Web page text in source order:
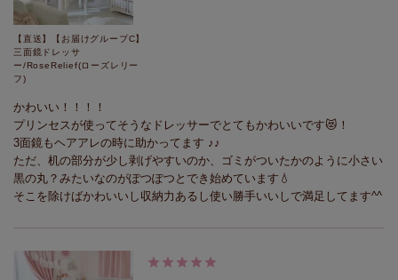
【直送】【お届けグループC】
三面鏡ドレッサ
ー/RoseRelief(ローズレリー
フ)
かわいい！！！！
プリンセスが使ってそうなドレッサーでとてもかわいいです😻！
3面鏡もヘアアレの時に助かってます ♪♪
ただ、机の部分が少し剥げやすいのか、ゴミがついたかのように小さい
黒の丸？みたいなのがぽつぽつとでき始めています💧
そこを除けばかわいいし収納力あるし使い勝手いいしで満足してます^^